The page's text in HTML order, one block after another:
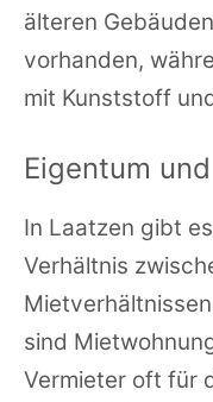
älteren
vorhanden,
mit Kunststoff
Eigentum
In Laatzen gibt
Verhältnis
sind
Vermieter oft für